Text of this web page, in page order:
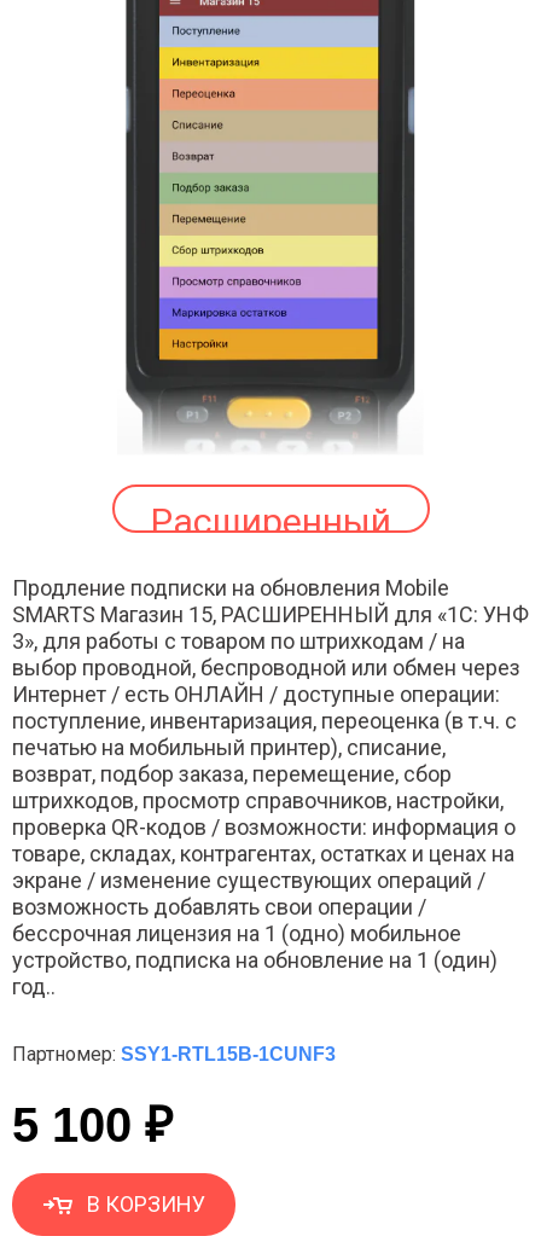
Расширенный
Продление подписки на обновления Mobile
SMARTS Магазин 15, РАСШИРЕННЫЙ для «1С: УНФ
3», для работы с товаром по штрихкодам / на
выбор проводной, беспроводной или обмен через
Интернет / есть ОНЛАЙН / доступные операции:
поступление, инвентаризация, переоценка (в т.ч. с
печатью на мобильный принтер), списание,
возврат, подбор заказа, перемещение, сбор
штрихкодов, просмотр справочников, настройки,
проверка QR-кодов / возможности: информация о
товаре, складах, контрагентах, остатках и ценах на
экране / изменение существующих операций /
возможность добавлять свои операции /
бессрочная лицензия на 1 (одно) мобильное
устройство, подписка на обновление на 1 (один)
год..
Партномер: SSY1-RTL15B-1CUNF3
5 100 ₽
В КОРЗИНУ